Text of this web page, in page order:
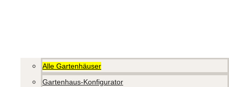
Alle Gartenhäuser
Gartenhaus-Konfigurator